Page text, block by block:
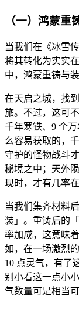
（一）鸿蒙重
当我们在《冰雪
将其转化为实实
中，鸿蒙重铸与
在天启之城，找
旅。不过，这可
千年寒铁、9 个
么容易获取的，
守护的怪物战斗
秘境之中；天外
现时，才有几率
当我们集齐材料
装」。重铸后的
率加成，这意味
如，在一场激烈
10 点灵气，有了
别小看这一点小
气数量可是相当可